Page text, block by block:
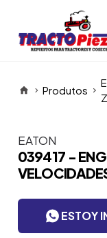
Produtos
Itens da
EATON
039417 -
ESTOY